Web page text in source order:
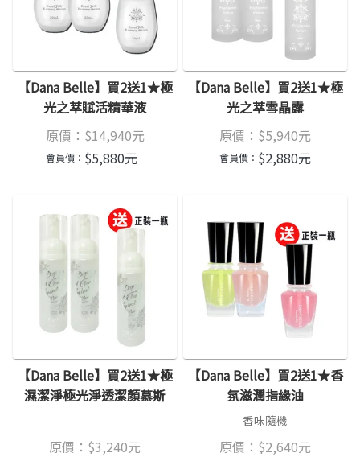
【Dana Belle】買2送1★極
光之萃賦活精華液
原價： $14,940元
會員價： $5,880元
【Dana Belle】買2送1★極
光之萃雪晶露
原價： $5,940元
會員價： $2,880元
【Dana Belle】買2送1★極
濕潔淨極光淨透潔顏慕斯
原價： $3,240元
【Dana Belle】買2送1★香
氛滋潤指緣油
香味隨機
原價： $2,640元